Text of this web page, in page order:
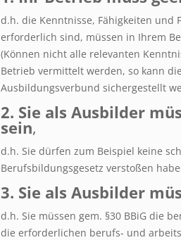
d.h. die Kenntnisse, Fähigkeiten
erforderlich sind, müssen in Ihrem
(Können nicht alle relevanten
Betrieb vermittelt werden, so kann
Ausbildungsverbund sichergestellt
2. Sie als Ausbilder
sein,
d.h. Sie dürfen zum Beispiel keine
Berufsbildungsgesetz verstoßen
3. Sie als Ausbilder
d.h. Sie müssen gem. §30 BBiG die
die erforderlichen berufs- und